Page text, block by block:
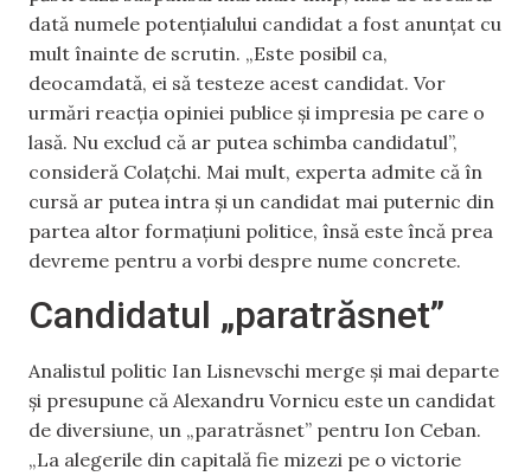
dată numele potențialului candidat a fost anunțat cu
mult înainte de scrutin. „Este posibil ca,
deocamdată, ei să testeze acest candidat. Vor
urmări reacția opiniei publice și impresia pe care o
lasă. Nu exclud că ar putea schimba candidatul”,
consideră Colațchi. Mai mult, experta admite că în
cursă ar putea intra și un candidat mai puternic din
partea altor formațiuni politice, însă este încă prea
devreme pentru a vorbi despre nume concrete.
Candidatul „paratrăsnet”
Analistul politic Ian Lisnevschi merge și mai departe
și presupune că Alexandru Vornicu este un candidat
de diversiune, un „paratrăsnet” pentru Ion Ceban.
„La alegerile din capitală fie mizezi pe o victorie